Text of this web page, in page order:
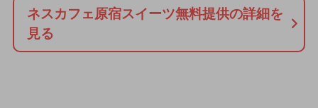
ネスカフェ原宿スイーツ無料提供の詳細を
見る